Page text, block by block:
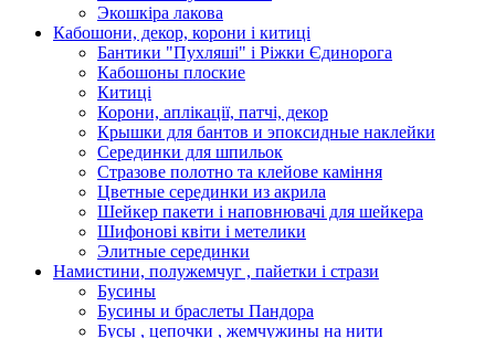
Экошкiра лакова
Кабошони, декор, корони і китиці
Бантики "Пухляші" і Ріжки Єдинорога
Кабошоны плоские
Китиці
Корони, аплікації, патчі, декор
Крышки для бантов и эпоксидные наклейки
Серединки для шпильок
Стразове полотно та клейове каміння
Цветные серединки из акрила
Шейкер пакети і наповнювачі для шейкера
Шифонові квіти і метелики
Элитные серединки
Намистини, полужемчуг , пайетки і стрази
Бусины
Бусины и браслеты Пандора
Бусы , цепочки , жемчужины на нити